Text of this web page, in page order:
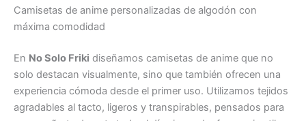
Camisetas de anime personalizadas de algodón con
máxima comodidad
En No Solo Friki diseñamos camisetas de anime que no
solo destacan visualmente, sino que también ofrecen una
experiencia cómoda desde el primer uso. Utilizamos tejidos
agradables al tacto, ligeros y transpirables, pensados para